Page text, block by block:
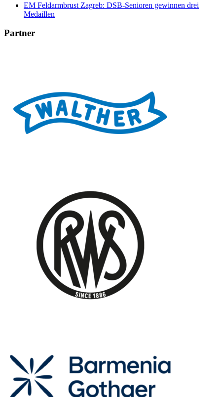
EM Feldarmbrust Zagreb: DSB-Senioren gewinnen drei
Medaillen
Partner